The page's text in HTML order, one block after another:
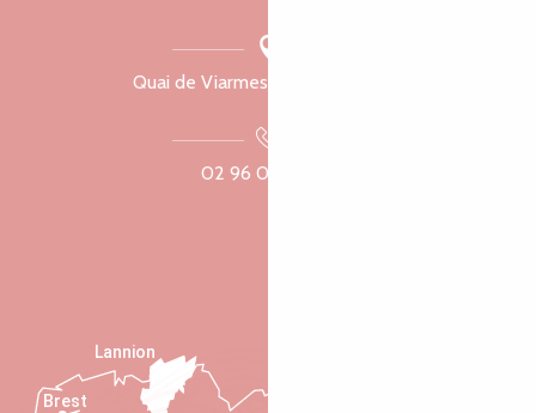
Quai de Viarmes, 22300 Lannion
02 96 05 60 70
Lannion
Brest